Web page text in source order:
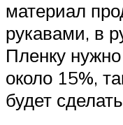
материал
рукавами, в
Пленку
около 15%,
будет